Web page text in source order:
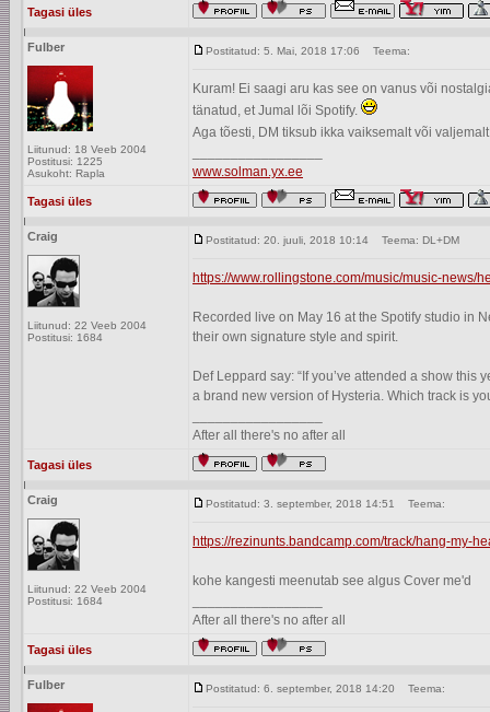
Tagasi üles
Fulber
Liitunud: 18 Veeb 2004
Postitusi: 1225
Asukoht: Rapla
Postitatud: 5. Mai, 2018 17:06 Teema:
Kuram! Ei saagi aru kas see on vanus või
tänatud, et Jumal lõi Spotify.
Aga tõesti, DM tiksub ikka vaiksemalt või
www.solman.yx.ee
Tagasi üles
Craig
Liitunud: 22 Veeb 2004
Postitusi: 1684
Postitatud: 20. juuli, 2018 10:14 Teema: DL+DM
https://www.rollingstone.com/music/music-
Recorded live on May 16 at the Spotify studio in
their own signature style and spirit.
Def Leppard say: “If you’ve attended a show
a brand new version of Hysteria. Which track is
After all there's no after all
Tagasi üles
Craig
Liitunud: 22 Veeb 2004
Postitusi: 1684
Postitatud: 3. september, 2018 14:51 Teema:
https://rezinunts.bandcamp.com/track/hang-my-
kohe kangesti meenutab see algus Cover me'd
After all there's no after all
Tagasi üles
Fulber Postitatud: 6. september, 2018 14:20 Teema: